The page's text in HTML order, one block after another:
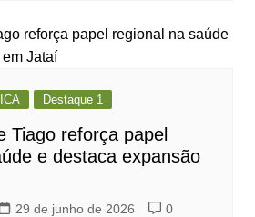
Destaque 1
Tiago reforça papel
e destaca expansão
29 de junho de 2026 0